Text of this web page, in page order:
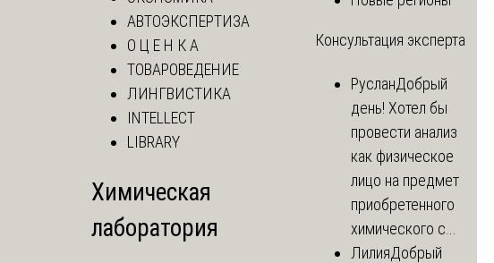
АВТОЭКСПЕРТИЗА
О Ц Е Н К А
ТОВАРОВЕДЕНИЕ
ЛИНГВИСТИКА
INTELLECT
LIBRARY
Химическая
лаборатория
Консультация эксперта
РусланДобрый
день! Хотел бы
провести анализ
как физическое
лицо на предмет
приобретенного
химического с...
ЛилияДобрый